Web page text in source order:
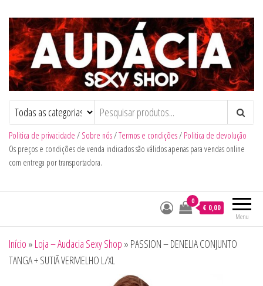
Audacia Sexy Shop
Politica de privacidade / Sobre nós/Termos e condições/ Politica de devolução
Os preços e condições de venda indicados são válidos apenas para vendas online
com entrega por transportadora.
Menu
0
€ 0,00
Início » Loja – Audacia Sexy Shop » PASSION – DENELIA CONJUNTO
TANGA + SUTIÃ VERMELHO L/XL